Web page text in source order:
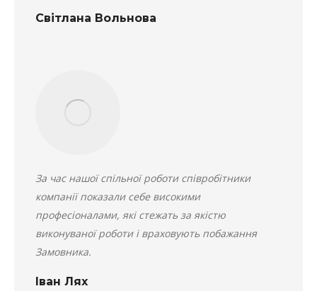
Світлана Вольнова
Іван Лях
За час нашої спільної роботи співробітники
компанії показали себе високими
професіоналами, які стежать за якістю
виконуваної роботи і враховують побажання
Замовника.